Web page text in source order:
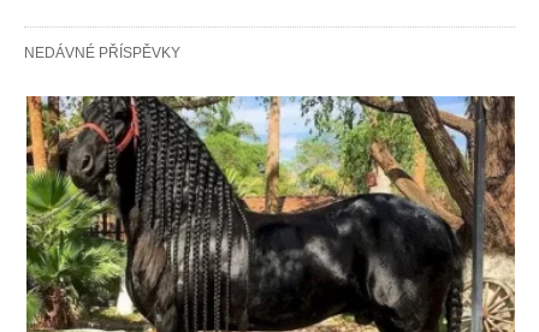
NEDÁVNÉ PŘÍSPĚVKY